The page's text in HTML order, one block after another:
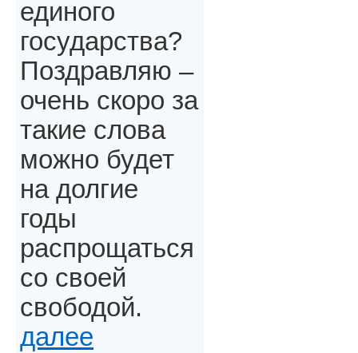
единого
государства?
Поздравляю –
очень скоро за
такие слова
можно будет
на долгие
годы
распрощаться
со своей
свободой.
далее